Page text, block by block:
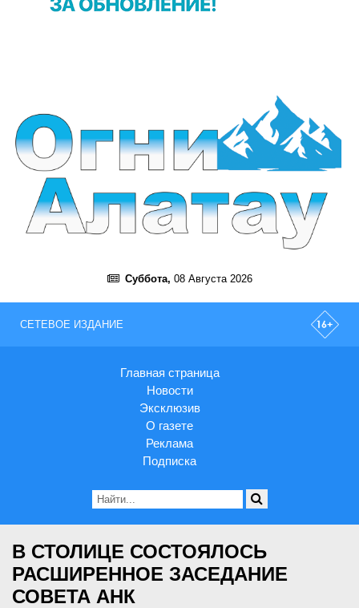
Суббота, 08 Августа 2026
СЕТЕВОЕ ИЗДАНИЕ
Главная страница
Новости
Эксклюзив
О газете
Реклама
Подписка
В СТОЛИЦЕ СОСТОЯЛОСЬ
РАСШИРЕННОЕ ЗАСЕДАНИЕ
СОВЕТА АНК